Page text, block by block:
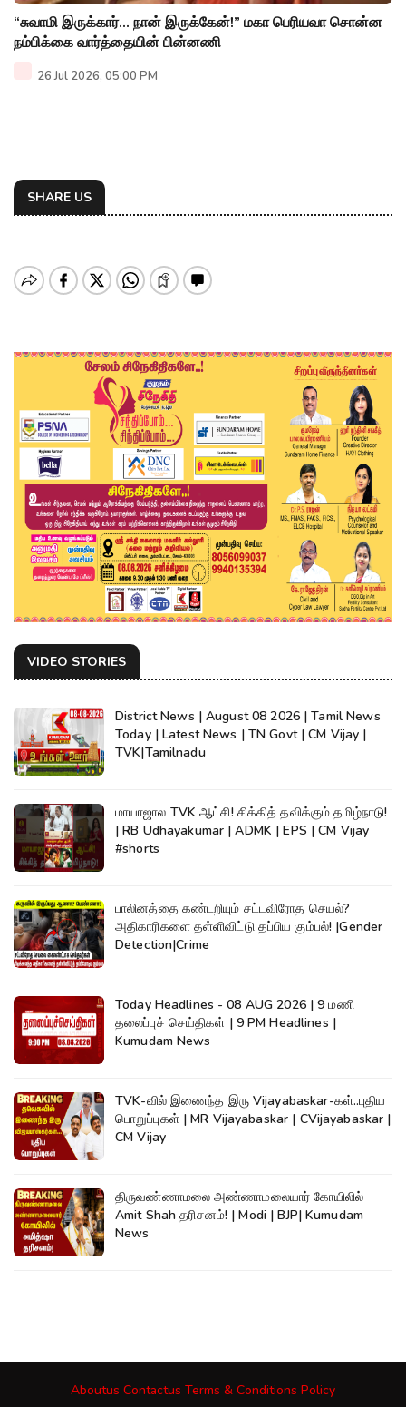
“சுவாமி இருக்கார்... நான் இருக்கேன்!” மகா பெரியவா சொன்ன
நம்பிக்கை வார்த்தையின் பின்னணி
26 Jul 2026, 05:00 PM
SHARE US
VIDEO STORIES
District News | August 08 2026 | Tamil News
Today | Latest News | TN Govt | CM Vijay |
TVK|Tamilnadu
மாயாஜால TVK ஆட்சி! சிக்கித் தவிக்கும் தமிழ்நாடு!
| RB Udhayakumar | ADMK | EPS | CM Vijay
#shorts
பாலினத்தை கண்டறியும் சட்டவிரோத செயல்?
அதிகாரிகளை தள்ளிவிட்டு தப்பிய கும்பல்! |Gender
Detection|Crime
Today Headlines - 08 AUG 2026 | 9 மணி
தலைப்புச் செய்திகள் | 9 PM Headlines |
Kumudam News
TVK-வில் இணைந்த இரு Vijayabaskar-கள்..புதிய
பொறுப்புகள் | MR Vijayabaskar | CVijayabaskar |
CM Vijay
திருவண்ணாமலை அண்ணாமலையார் கோயிலில்
Amit Shah தரிசனம்! | Modi | BJP| Kumudam
News
Aboutus Contactus Terms & Conditions Policy